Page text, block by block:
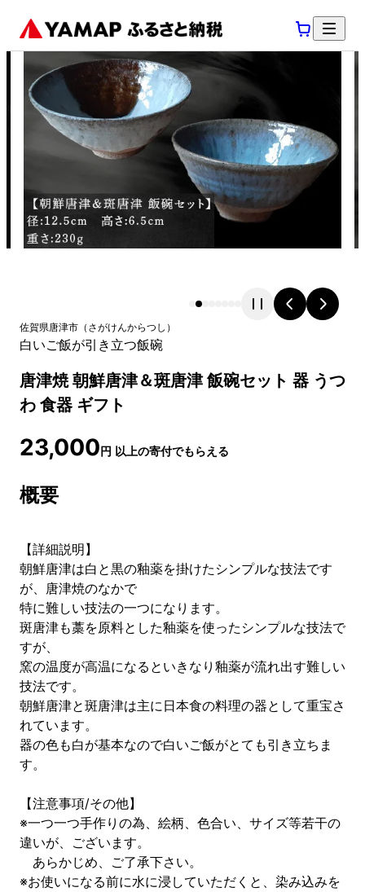
佐賀県唐津市 （ さがけんからつし ）
白いご飯が引き立つ飯碗
唐津焼 朝鮮唐津＆斑唐津 飯碗セット 器 うつ
わ 食器 ギフト
23,000円 以上の寄付でもらえる
概要
【詳細説明】
朝鮮唐津は白と黒の釉薬を掛けたシンプルな技法です
が、唐津焼のなかで
特に難しい技法の一つになります。
斑唐津も藁を原料とした釉薬を使ったシンプルな技法で
すが、
窯の温度が高温になるといきなり釉薬が流れ出す難しい
技法です。
朝鮮唐津と斑唐津は主に日本食の料理の器として重宝さ
れています。
器の色も白が基本なので白いご飯がとても引き立ちま
す。
【注意事項/その他】
※一つ一つ手作りの為、絵柄、色合い、サイズ等若干の
違いが、ございます。
あらかじめ、ご了承下さい。
※お使いになる前に水に浸していただくと、染み込みを